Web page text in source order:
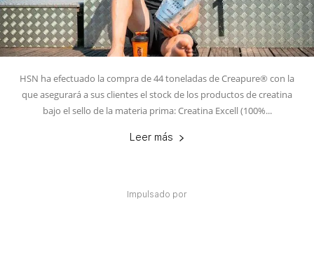
HSN ha efectuado la compra de 44 toneladas de Creapure® con la
que asegurará a sus clientes el stock de los productos de creatina
bajo el sello de la materia prima: Creatina Excell (100%...
Leer más
Impulsado por